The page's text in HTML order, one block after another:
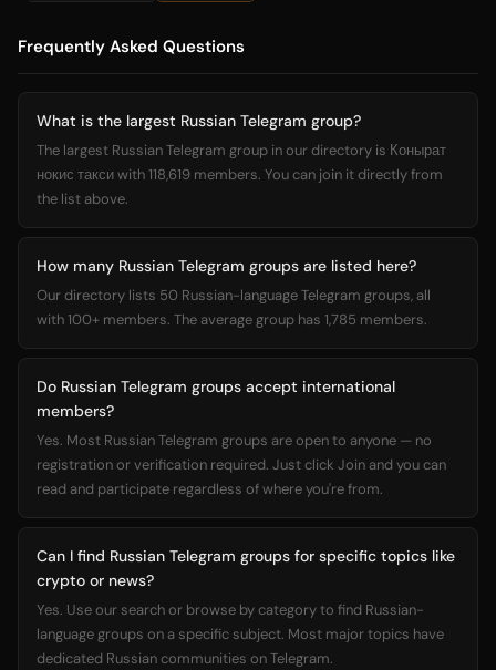
Frequently Asked Questions
What is the largest Russian Telegram group?
The largest Russian Telegram group in our directory is Конырат
нокис такси with 118,619 members. You can join it directly from
the list above.
How many Russian Telegram groups are listed here?
Our directory lists 50 Russian-language Telegram groups, all
with 100+ members. The average group has 1,785 members.
Do Russian Telegram groups accept international
members?
Yes. Most Russian Telegram groups are open to anyone — no
registration or verification required. Just click Join and you can
read and participate regardless of where you're from.
Can I find Russian Telegram groups for specific topics like
crypto or news?
Yes. Use our search or browse by category to find Russian-
language groups on a specific subject. Most major topics have
dedicated Russian communities on Telegram.